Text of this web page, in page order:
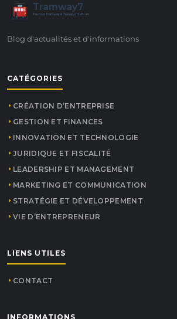
7
Tramway7
Passion Tramway & Transport Urbain
Blog d'actualités et d'informations
CATÉGORIES
CRÉATION D’ENTREPRISE
GESTION ET FINANCES
INNOVATION ET TECHNOLOGIE
JURIDIQUE ET FISCALITÉ
LEADERSHIP ET MANAGEMENT
MARKETING ET COMMUNICATION
STRATÉGIE ET DÉVELOPPEMENT
VIE D’ENTREPRENEUR
LIENS UTILES
CONTACT
INFORMATIONS